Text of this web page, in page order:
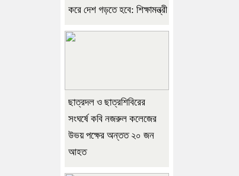
করে দেশ গড়তে হবে: শিক্ষামন্ত্রী
ছাত্রদল ও ছাত্রশিবিরের
সংঘর্ষে কবি নজরুল কলেজের
উভয় পক্ষের অন্তত ২০ জন
আহত